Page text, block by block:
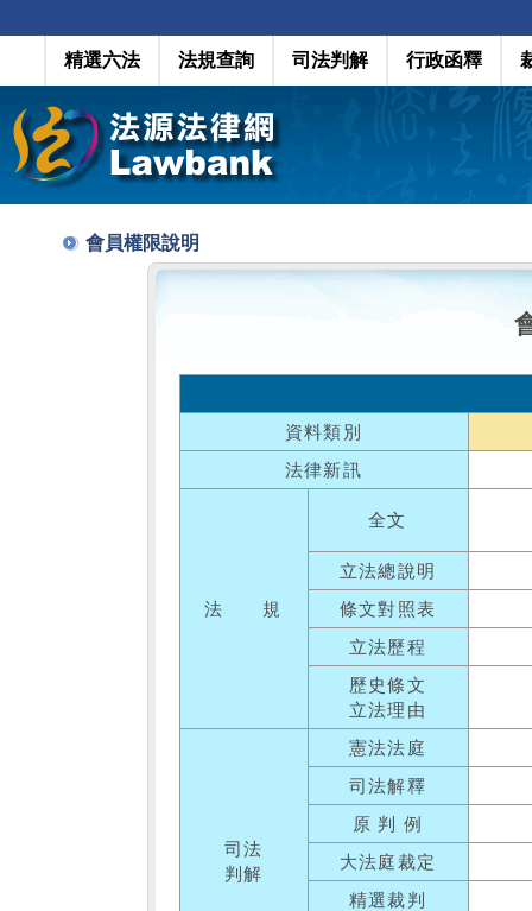
精選六法 法規查詢 司法判解 行政函釋
會員權限說明
資料類別
法律新訊
法 規
全文
立法總說明
條文對照表
立法歷程
歷史條文
立法理由
司法
判解
憲法法庭
司法解釋
原 判 例
大法庭裁定
精選裁判